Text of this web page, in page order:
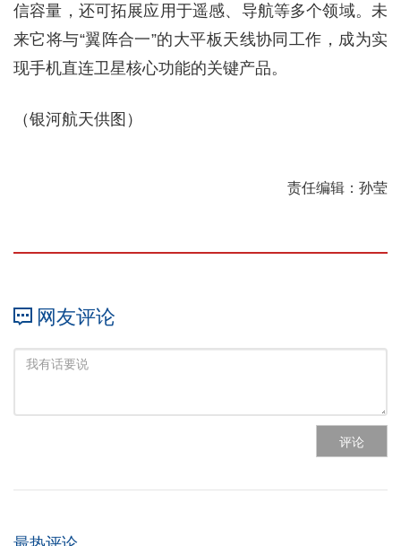
信容量，还可拓展应用于遥感、导航等多个领域。未
来它将与“翼阵合一”的大平板天线协同工作，成为实
现手机直连卫星核心功能的关键产品。
（银河航天供图）
责任编辑：孙莹
网友评论
评论